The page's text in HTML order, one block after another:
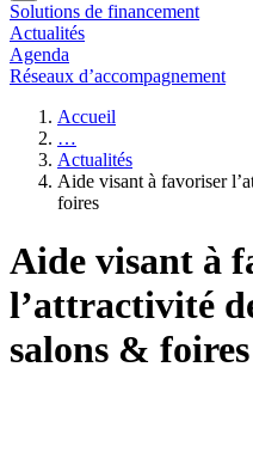
Solutions de financement
Actualités
Agenda
Réseaux d’accompagnement
Accueil
…
Actualités
Aide visant à favoriser
foires
Aide visant à
l’attractivité
salons & foires